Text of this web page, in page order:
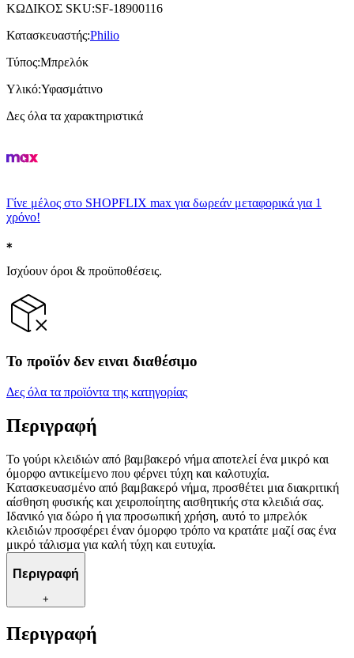
ΚΩΔΙΚΟΣ SKU:SF-18900116
Κατασκευαστής:Philio
Τύπος:Μπρελόκ
Υλικό:Υφασμάτινο
Δες όλα τα χαρακτηριστικά
Γίνε μέλος στο SHOPFLIX max για δωρεάν μεταφορικά για 1
χρόνο!
Ισχύουν όροι & προϋποθέσεις.
Το προϊόν δεν ειναι διαθέσιμο
Δες όλα τα προϊόντα της κατηγορίας
Περιγραφή
Το γούρι κλειδιών από βαμβακερό νήμα αποτελεί ένα μικρό και
όμορφο αντικείμενο που φέρνει τύχη και καλοτυχία.
Κατασκευασμένο από βαμβακερό νήμα, προσθέτει μια διακριτική
αίσθηση φυσικής και χειροποίητης αισθητικής στα κλειδιά σας.
Ιδανικό για δώρο ή για προσωπική χρήση, αυτό το μπρελόκ
κλειδιών προσφέρει έναν όμορφο τρόπο να κρατάτε μαζί σας ένα
μικρό τάλισμα για καλή τύχη και ευτυχία.
Περιγραφή
+
Περιγραφή